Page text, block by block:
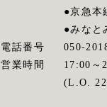
●京急本
●みなと
電話番号
050-
営業時間
17:00～
(L.O.